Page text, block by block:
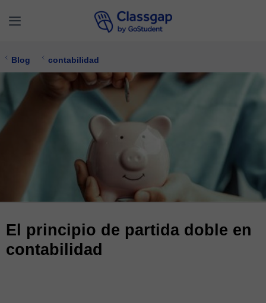
Blog contabilidad
El principio de partida doble en
contabilidad